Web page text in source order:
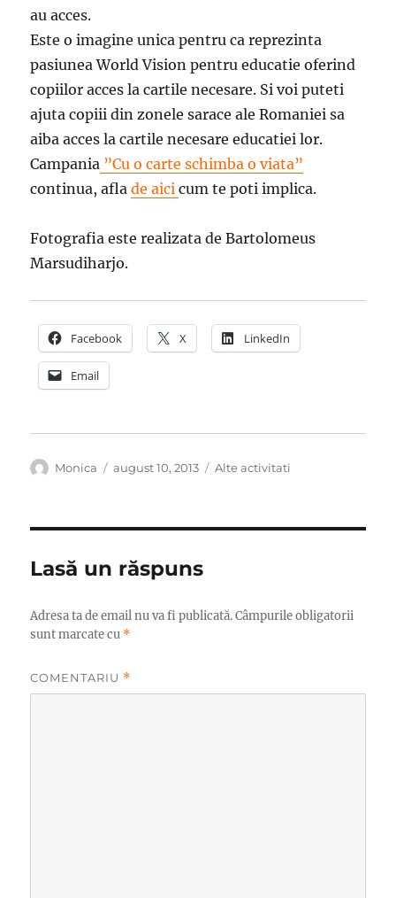
au acces.
Este o imagine unica pentru ca reprezinta
pasiunea World Vision pentru educatie oferind
copiilor acces la cartile necesare. Si voi puteti
ajuta copiii din zonele sarace ale Romaniei sa
aiba acces la cartile necesare educatiei lor.
Campania ”Cu o carte schimba o viata”
continua, aflade aicicum te poti implica.
Fotografia este realizata de Bartolomeus
Marsudiharjo.
Facebook X LinkedIn
Email
Autor
Monica
Publicat
august 10, 2013 Categorii
Alte activitati
Lasă un răspuns
Adresa ta de email nu va fi publicată. Câmpurile obligatorii
sunt marcate cu *
COMENTARIU *